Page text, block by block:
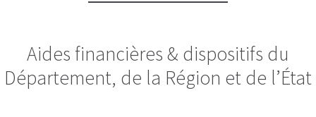
Aides financières & dispositifs du
Département, de la Région et de l’État